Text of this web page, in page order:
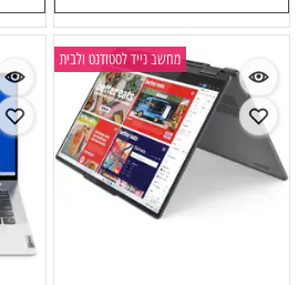
מחשב נייד לסטודנט ולבית